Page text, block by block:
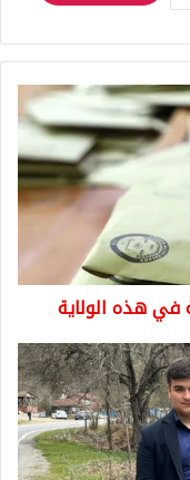
في هذه الولاية